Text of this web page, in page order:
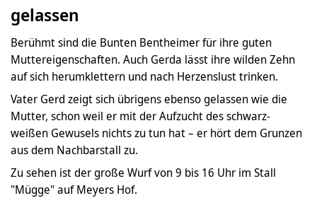
gelassen
Berühmt sind die Bunten Bentheimer für ihre guten
Muttereigenschaften. Auch Gerda lässt ihre wilden Zehn
auf sich herumklettern und nach Herzenslust trinken.
Vater Gerd zeigt sich übrigens ebenso gelassen wie die
Mutter, schon weil er mit der Aufzucht des schwarz-
weißen Gewusels nichts zu tun hat – er hört dem Grunzen
aus dem Nachbarstall zu.
Zu sehen ist der große Wurf von 9 bis 16 Uhr im Stall
"Mügge" auf Meyers Hof.